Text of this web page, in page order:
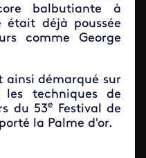
balbutiante à
était déjà poussée
comme George
ainsi démarqué sur
techniques de
du 53e
Festival de
la Palme d'or.